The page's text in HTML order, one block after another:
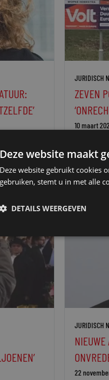
JURIDISCH
ZEVEN
10 maart
JURIDISCH
NIEUWE
22
Deze website maakt
Deze website gebruikt cookies
gebruiken, stemt u in met alle
DETAILS WEERGEVEN